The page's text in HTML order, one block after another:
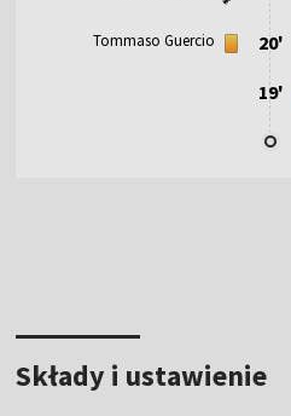
20'
Tommaso Guercio
19'
Składy i ustawienie